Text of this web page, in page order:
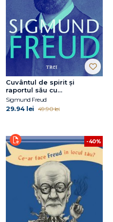
Cuvântul de spirit și
raportul său cu
inconștientul
Sigmund Freud
29.94 lei 49.90 lei
-40%